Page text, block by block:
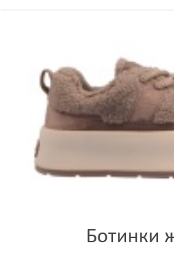
Ботинки